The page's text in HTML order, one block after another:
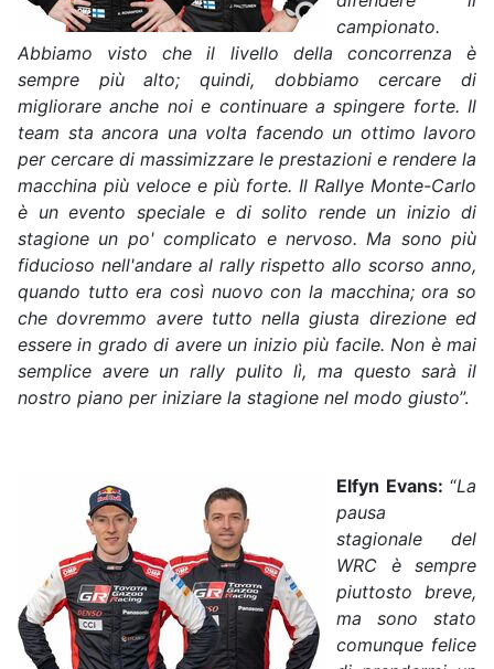
campionato.
Abbiamo visto che il livello della concorrenza è
sempre più alto; quindi, dobbiamo cercare di
migliorare anche noi e continuare a spingere forte. Il
team sta ancora una volta facendo un ottimo lavoro
per cercare di massimizzare le prestazioni e rendere la
macchina più veloce e più forte. Il Rallye Monte-Carlo
è un evento speciale e di solito rende un inizio di
stagione un po' complicato e nervoso. Ma sono più
fiducioso nell'andare al rally rispetto allo scorso anno,
quando tutto era così nuovo con la macchina; ora so
che dovremmo avere tutto nella giusta direzione ed
essere in grado di avere un inizio più facile. Non è mai
semplice avere un rally pulito lì, ma questo sarà il
nostro piano per iniziare la stagione nel modo giusto”.
Elfyn Evans: “La
pausa
stagionale del
WRC è sempre
piuttosto breve,
ma sono stato
comunque felice